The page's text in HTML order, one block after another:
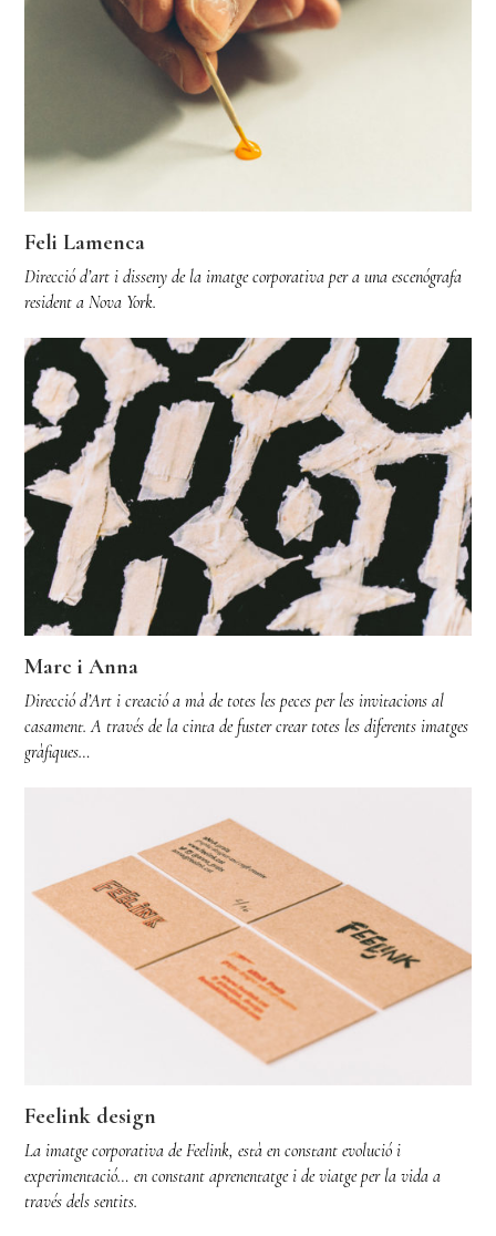
Feli Lamenca
Direcció d’art i disseny de la imatge corporativa per a una escenógrafa
resident a Nova York.
Marc i Anna
Direcció d’Art i creació a mà de totes les peces per les invitacions al
casament. A través de la cinta de fuster crear totes les diferents imatges
gràfiques…
Feelink design
La imatge corporativa de Feelink, està en constant evolució i
experimentació… en constant aprenentatge i de viatge per la vida a
través dels sentits.